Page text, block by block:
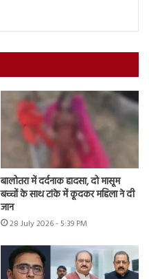
बालोतरा में दर्दनाक हादसा, दो मासूम
बच्चों के साथ टांके में कूदकर महिला ने दी
जान
28 July 2026 - 5:39 PM